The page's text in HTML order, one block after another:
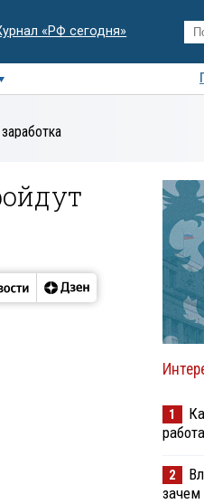
«РФ сегодня»
экспертиза
1
2